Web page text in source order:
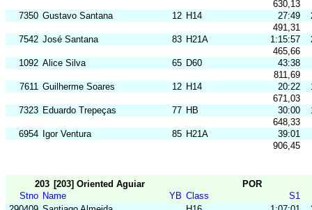
630,13
7350 Gustavo Santana 12 H14 27:49
491,31
7542 José Santana 83 H21A 1:15:57
465,66
1092 Alice Silva 65 D60
43:38
811,69
7611 Guilherme Soares 12 H14 20:22
671,03
7323 Eduardo Trepeças 77 HB 30:00
648,33
6954
Igor Ventura 85 H21A
39:01
906,45
203 [203] Oriented Aguiar
POR
Stno Name YB Class
S1